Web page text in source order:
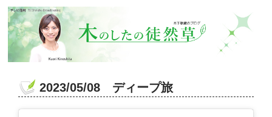
2023/05/08 ディープ旅